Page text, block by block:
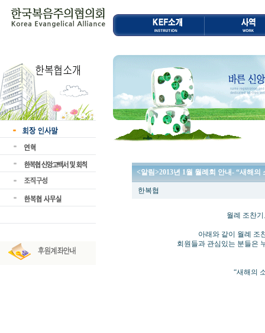
<알림>2013년 1월 월례회 안내- “새해의
한복협
월례 조찬기도회
아래와 같이 월례 조찬기도
회원들과 관심있는 분들은 누구
“새해의 소망과